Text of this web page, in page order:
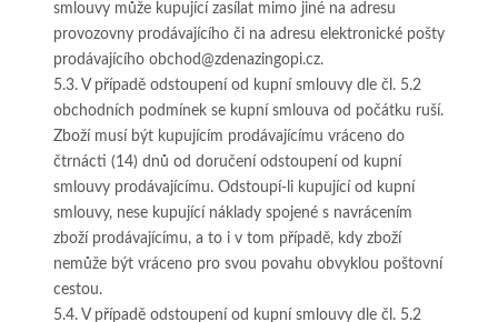
smlouvy může kupující zasílat mimo jiné na adresu
provozovny prodávajícího či na adresu elektronické pošty
prodávajícího obchod@zdenazingopi.cz.
5.3. V případě odstoupení od kupní smlouvy dle čl. 5.2
obchodních podmínek se kupní smlouva od počátku ruší.
Zboží musí být kupujícím prodávajícímu vráceno do
čtrnácti (14) dnů od doručení odstoupení od kupní
smlouvy prodávajícímu. Odstoupí-li kupující od kupní
smlouvy, nese kupující náklady spojené s navrácením
zboží prodávajícímu, a to i v tom případě, kdy zboží
nemůže být vráceno pro svou povahu obvyklou poštovní
cestou.
5.4. V případě odstoupení od kupní smlouvy dle čl. 5.2